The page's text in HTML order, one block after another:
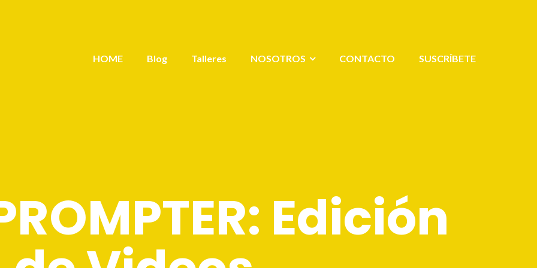
HOME Blog Talleres NOSOTROS CONTACTO SUSCRÍBETE
Edición